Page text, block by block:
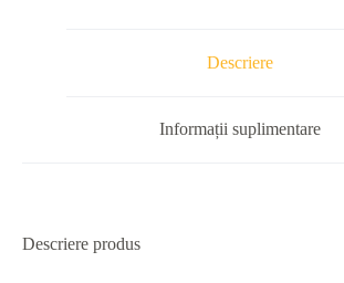
Descriere
Informații suplimentare
Descriere produs